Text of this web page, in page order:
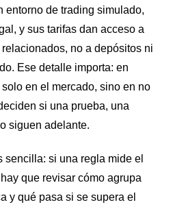
entorno de trading simulado,
y sus tarifas dan acceso a
no a depósitos ni
Ese detalle importa: en
en el mercado, sino en no
si una prueba, una
siguen adelante.
sencilla: si una regla mide el
que revisar cómo agrupa
y qué pasa si se supera el